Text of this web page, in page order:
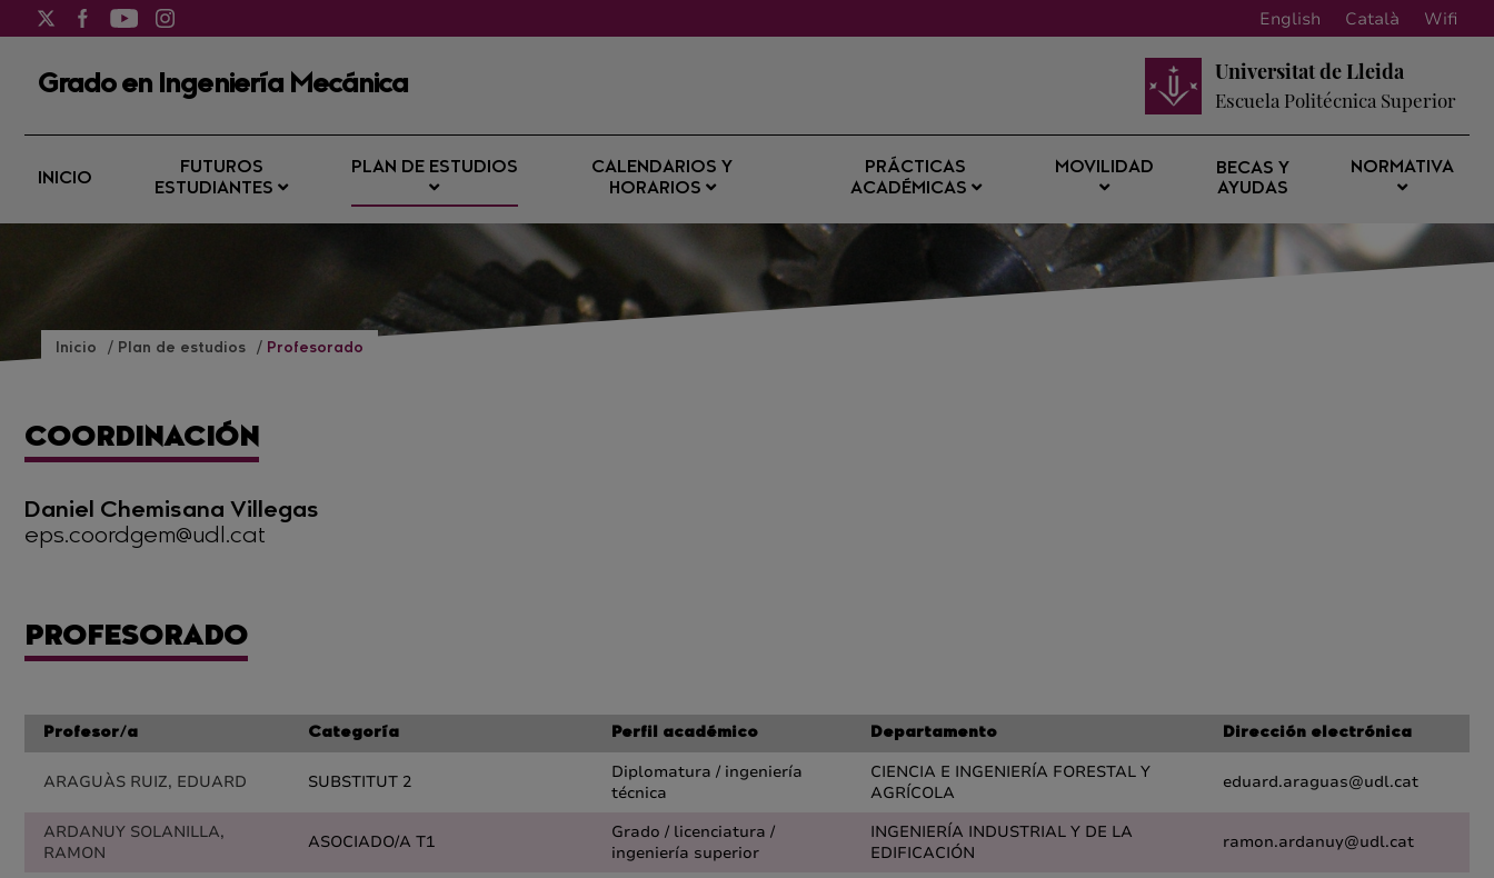
English Català Wifi
Grado en Ingeniería Mecánica
Universitat de Lleida
Escuela Politécnica Superior
INICIO
FUTUROS
ESTUDIANTES
PLAN DE ESTUDIOS
CALENDARIOS Y
HORARIOS
PRÁCTICAS
ACADÉMICAS
MOVILIDAD
BECAS Y
AYUDAS
NORMATIVA
Inicio Plan de estudios Profesorado
COORDINACIÓN
Daniel Chemisana Villegas
eps.coordgem@udl.cat
PROFESORADO
Profesor/a Categoría Perfil académico Departamento Dirección electrónica
ARAGUÀS RUIZ, EDUARD SUBSTITUT 2
Diplomatura / ingeniería
técnica
CIENCIA E INGENIERÍA FORESTAL Y
AGRÍCOLA
eduard.araguas@udl.cat
ARDANUY SOLANILLA,
RAMON
ASOCIADO/A T1
Grado / licenciatura /
ingeniería superior
INGENIERÍA INDUSTRIAL Y DE LA
EDIFICACIÓN
ramon.ardanuy@udl.cat